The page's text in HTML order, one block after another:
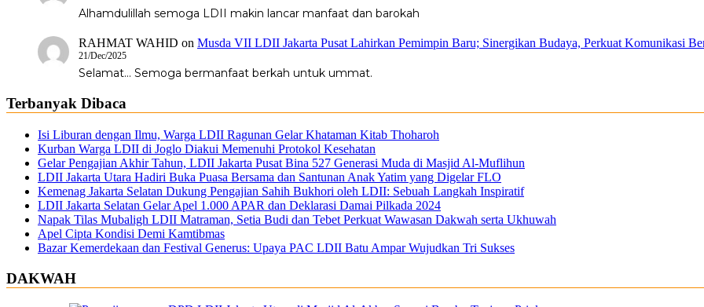
Alhamdulillah semoga LDII makin lancar manfaat dan barokah
RAHMAT WAHID on Musda VII LDII Jakarta Pusat Lahirkan Pemimpin Baru; Sinergikan Budaya, Perkuat Komunikasi
21/Dec/2025
Selamat... Semoga bermanfaat berkah untuk ummat.
Terbanyak Dibaca
Isi Liburan dengan Ilmu, Warga LDII Ragunan Gelar Khataman Kitab Thoharoh
Kurban Warga LDII di Joglo Diakui Memenuhi Protokol Kesehatan
Gelar Pengajian Akhir Tahun, LDII Jakarta Pusat Bina 527 Generasi Muda di Masjid Al-Muflihun
LDII Jakarta Utara Hadiri Buka Puasa Bersama dan Santunan Anak Yatim yang Digelar FLO
Kemenag Jakarta Selatan Dukung Pengajian Sahih Bukhori oleh LDII: Sebuah Langkah Inspiratif
LDII Jakarta Selatan Gelar Apel 1.000 APAR dan Deklarasi Damai Pilkada 2024
Napak Tilas Mubaligh LDII Matraman, Setia Budi dan Tebet Perkuat Wawasan Dakwah serta Ukhuwah
Apel Cipta Kondisi Demi Kamtibmas
Bazar Kemerdekaan dan Festival Generus: Upaya PAC LDII Batu Ampar Wujudkan Tri Sukses
DAKWAH